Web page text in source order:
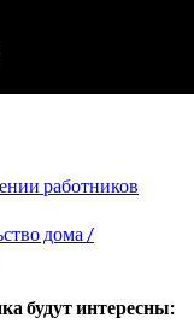
работников
дома /
будут интересны: